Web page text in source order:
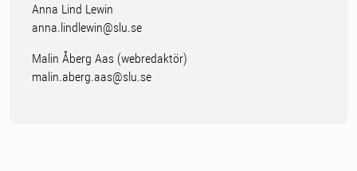
Anna Lind Lewin
anna.lindlewin@slu.se
Malin Åberg Aas (webredaktör)
malin.aberg.aas@slu.se